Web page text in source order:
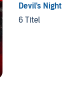
Devil's Night
6 Titel